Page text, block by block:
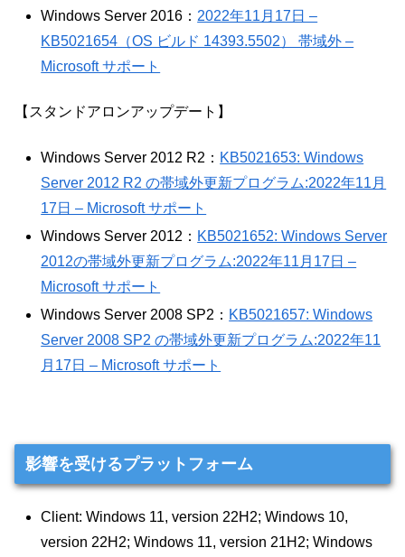
Windows Server 2016： 2022年11月17日 –
KB5021654（OS ビルド 14393.5502） 帯域外 –
Microsoft サポート
【スタンドアロンアップデート】
Windows Server 2012 R2： KB5021653: Windows
Server 2012 R2 の帯域外更新プログラム:2022年11月
17日 – Microsoft サポート
Windows Server 2012： KB5021652: Windows Server
2012の帯域外更新プログラム:2022年11月17日 –
Microsoft サポート
Windows Server 2008 SP2： KB5021657: Windows
Server 2008 SP2 の帯域外更新プログラム:2022年11
月17日 – Microsoft サポート
影響を受けるプラットフォーム
​Client: Windows 11, version 22H2; Windows 10,
version 22H2; Windows 11, version 21H2; Windows